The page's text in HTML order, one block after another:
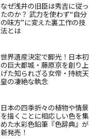
なぜ浅井の旧臣は秀吉に従っ
たのか？ 武力を使わず“自分
の味方”に変えた裏工作の技
法とは
世界遺産決定で脚光！日本初
の巨大都城・藤原京を創り上
げた知られざる女帝・持統天
皇の凄絶な執念
日本の四季折々の植物や情景
を描くことに相応しい色を集
めた水彩色鉛筆『色辞典』が
新発売！